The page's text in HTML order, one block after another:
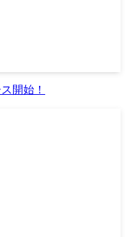
開始！